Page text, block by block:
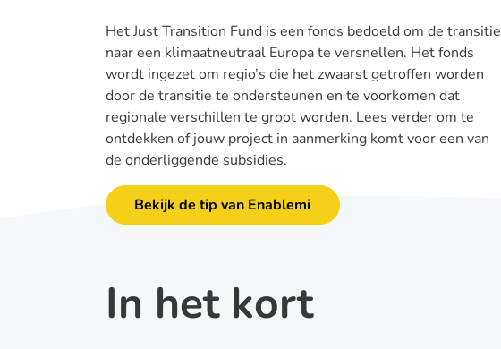
Het Just Transition Fund is een fonds bedoeld om de transitie
naar een klimaatneutraal Europa te versnellen. Het fonds
wordt ingezet om regio’s die het zwaarst getroffen worden
door de transitie te ondersteunen en te voorkomen dat
regionale verschillen te groot worden. Lees verder om te
ontdekken of jouw project in aanmerking komt voor een van
de onderliggende subsidies.
Bekijk de tip van Enablemi
In het kort